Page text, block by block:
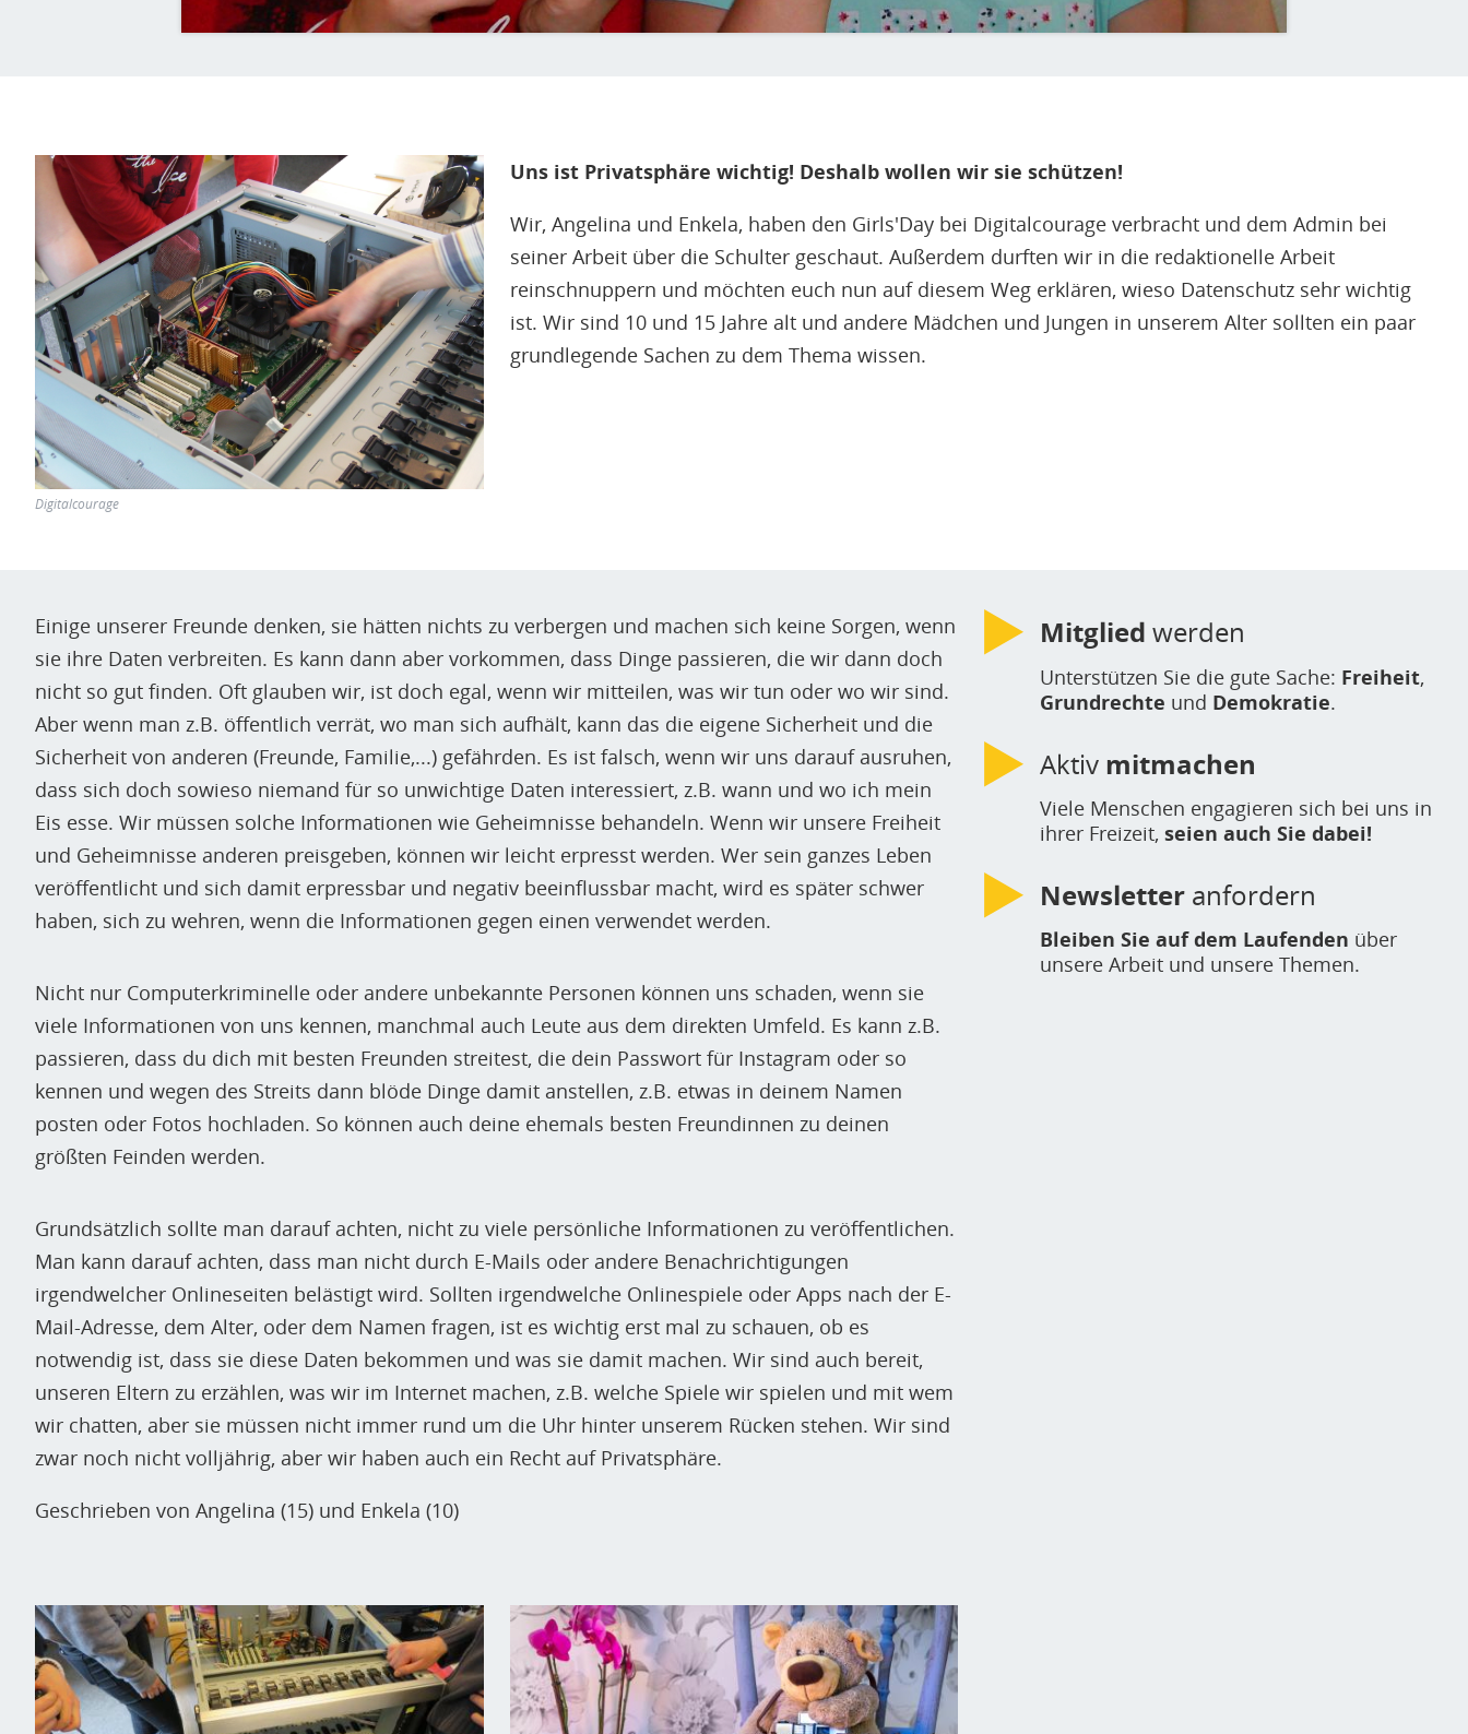
Digitalcourage
Uns ist Privatsphäre wichtig! Deshalb wollen wir sie schützen!
Wir, Angelina und Enkela, haben den Girls'Day bei Digitalcourage verbracht und dem Admin bei
seiner Arbeit über die Schulter geschaut. Außerdem durften wir in die redaktionelle Arbeit
reinschnuppern und möchten euch nun auf diesem Weg erklären, wieso Datenschutz sehr wichtig
ist. Wir sind 10 und 15 Jahre alt und andere Mädchen und Jungen in unserem Alter sollten ein paar
grundlegende Sachen zu dem Thema wissen.
Einige unserer Freunde denken, sie hätten nichts zu verbergen und machen sich keine Sorgen, wenn
sie ihre Daten verbreiten. Es kann dann aber vorkommen, dass Dinge passieren, die wir dann doch
nicht so gut finden. Oft glauben wir, ist doch egal, wenn wir mitteilen, was wir tun oder wo wir sind.
Aber wenn man z.B. öffentlich verrät, wo man sich aufhält, kann das die eigene Sicherheit und die
Sicherheit von anderen (Freunde, Familie,...) gefährden. Es ist falsch, wenn wir uns darauf ausruhen,
dass sich doch sowieso niemand für so unwichtige Daten interessiert, z.B. wann und wo ich mein
Eis esse. Wir müssen solche Informationen wie Geheimnisse behandeln. Wenn wir unsere Freiheit
und Geheimnisse anderen preisgeben, können wir leicht erpresst werden. Wer sein ganzes Leben
veröffentlicht und sich damit erpressbar und negativ beeinflussbar macht, wird es später schwer
haben, sich zu wehren, wenn die Informationen gegen einen verwendet werden.
Nicht nur Computerkriminelle oder andere unbekannte Personen können uns schaden, wenn sie
viele Informationen von uns kennen, manchmal auch Leute aus dem direkten Umfeld. Es kann z.B.
passieren, dass du dich mit besten Freunden streitest, die dein Passwort für Instagram oder so
kennen und wegen des Streits dann blöde Dinge damit anstellen, z.B. etwas in deinem Namen
posten oder Fotos hochladen. So können auch deine ehemals besten Freundinnen zu deinen
größten Feinden werden.
Grundsätzlich sollte man darauf achten, nicht zu viele persönliche Informationen zu veröffentlichen.
Man kann darauf achten, dass man nicht durch E-Mails oder andere Benachrichtigungen
irgendwelcher Onlineseiten belästigt wird. Sollten irgendwelche Onlinespiele oder Apps nach der E-
Mail-Adresse, dem Alter, oder dem Namen fragen, ist es wichtig erst mal zu schauen, ob es
notwendig ist, dass sie diese Daten bekommen und was sie damit machen. Wir sind auch bereit,
unseren Eltern zu erzählen, was wir im Internet machen, z.B. welche Spiele wir spielen und mit wem
wir chatten, aber sie müssen nicht immer rund um die Uhr hinter unserem Rücken stehen. Wir sind
zwar noch nicht volljährig, aber wir haben auch ein Recht auf Privatsphäre.
Geschrieben von Angelina (15) und Enkela (10)
Mitglied werden
Unterstützen Sie die gute Sache: Freiheit,
Grundrechte und Demokratie.
Aktiv mitmachen
Viele Menschen engagieren sich bei uns in
ihrer Freizeit,seien auch Sie dabei!
Newsletter anfordern
Bleiben Sie auf dem Laufenden über
unsere Arbeit und unsere Themen.
Bild Bild